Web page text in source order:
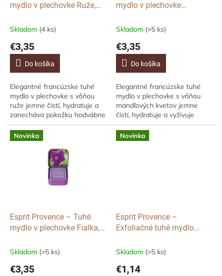
mydlo v plechovke Ruže,
Skladom (4 ks)
€3,35
Do košíka
Elegantné francúzske tuhé
mydlo v plechovke s vôňou
ruže jemne čistí, hydratuje a
zanecháva pokožku hodvábne
hebkú. Obsahuje bambucké
maslo pre vyživujúcu
starostlivosť a vďaka...
mydlo v plechovke
Skladom (>5 ks)
€3,35
Do košíka
Elegantné francúzske tuhé
mydlo v plechovke s vôňou
mandľových kvetov jemne
čistí, hydratuje a vyživuje
pokožku. Obsahuje bambucké
maslo, mandľový olej a
glycerín na hebkú,...
Novinka
Esprit Provence – Tuhé
mydlo v plechovke Fialka,
Skladom (>5 ks)
€3,35
Novinka
Esprit Provence –
Exfoliačné tuhé mydlo
Skladom (>5 ks)
€1,14